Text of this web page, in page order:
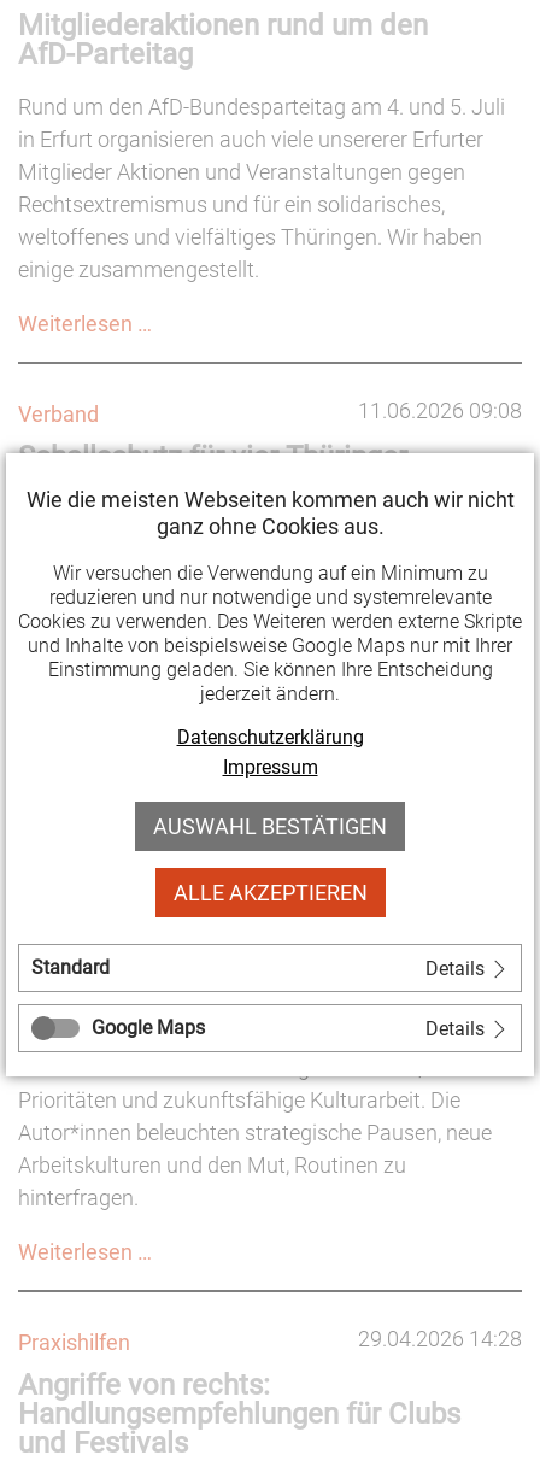
27.07.2026)
Mitgliederaktionen rund um den
AfD-Parteitag
Rund um den AfD-Bundesparteitag am 4. und 5. Juli
in Erfurt organisieren auch viele unsererer Erfurter
Mitglieder Aktionen und Veranstaltungen gegen
Rechtsextremismus und für ein solidarisches,
weltoffenes und vielfältiges Thüringen. Wir haben
einige zusammengestellt.
Weiterlesen …
AfD-
Parteitag
11.06.2026 09:08
Verband
Schallschutz für vier Thüringer
Clubs
Vier Thüringer Musikspielstätten können sich über
eine Förderung durch das
Bundesschallschutzprogramm der Initiative Musik
freuen. Gefördert werden das Café Wagner und der
KuBa aus Jena, die Gerberstraße 3 aus Weimar sowie
die Siebenhitze aus Greiz.
Schallschutz
vier
Thüringer
Clubs
04.05.2026 11:43
Publikationen
KMN-Magazin: Raus aus dem
Hamsterrad
Angesichts ständig wachsender Anforderungen und
multipler Krisen plädiert die Mai-Ausgabe des
Magazins von Kultur Management Network für ein
Prioritäten und zukunftsfähige Kulturarbeit. Die
Autor*innen beleuchten strategische Pausen, neue
Arbeitskulturen und den Mut, Routinen zu
hinterfragen.
Weiterlesen …
dem
Hamsterrad
29.04.2026 14:28
Praxishilfen
Angriffe von rechts:
Handlungsempfehlungen für Clubs
und Festivals
Wie die meisten Webseiten kommen auch wir nicht
ganz ohne Cookies aus.
Wir versuchen die Verwendung auf ein Minimum zu
reduzieren und nur notwendige und systemrelevante
Cookies zu verwenden. Des Weiteren werden externe Skripte
und Inhalte von beispielsweise Google Maps nur mit Ihrer
Einstimmung geladen. Sie können Ihre Entscheidung
jederzeit ändern.
Datenschutzerklärung
Impressum
AUSWAHL BESTÄTIGEN
ALLE AKZEPTIEREN
Standard Details
Google Maps Details